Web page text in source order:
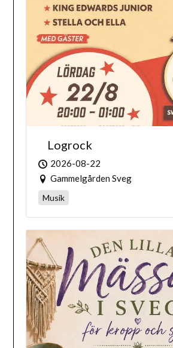
Logrock
2026-08-22
Gammelgården Sveg
Musik